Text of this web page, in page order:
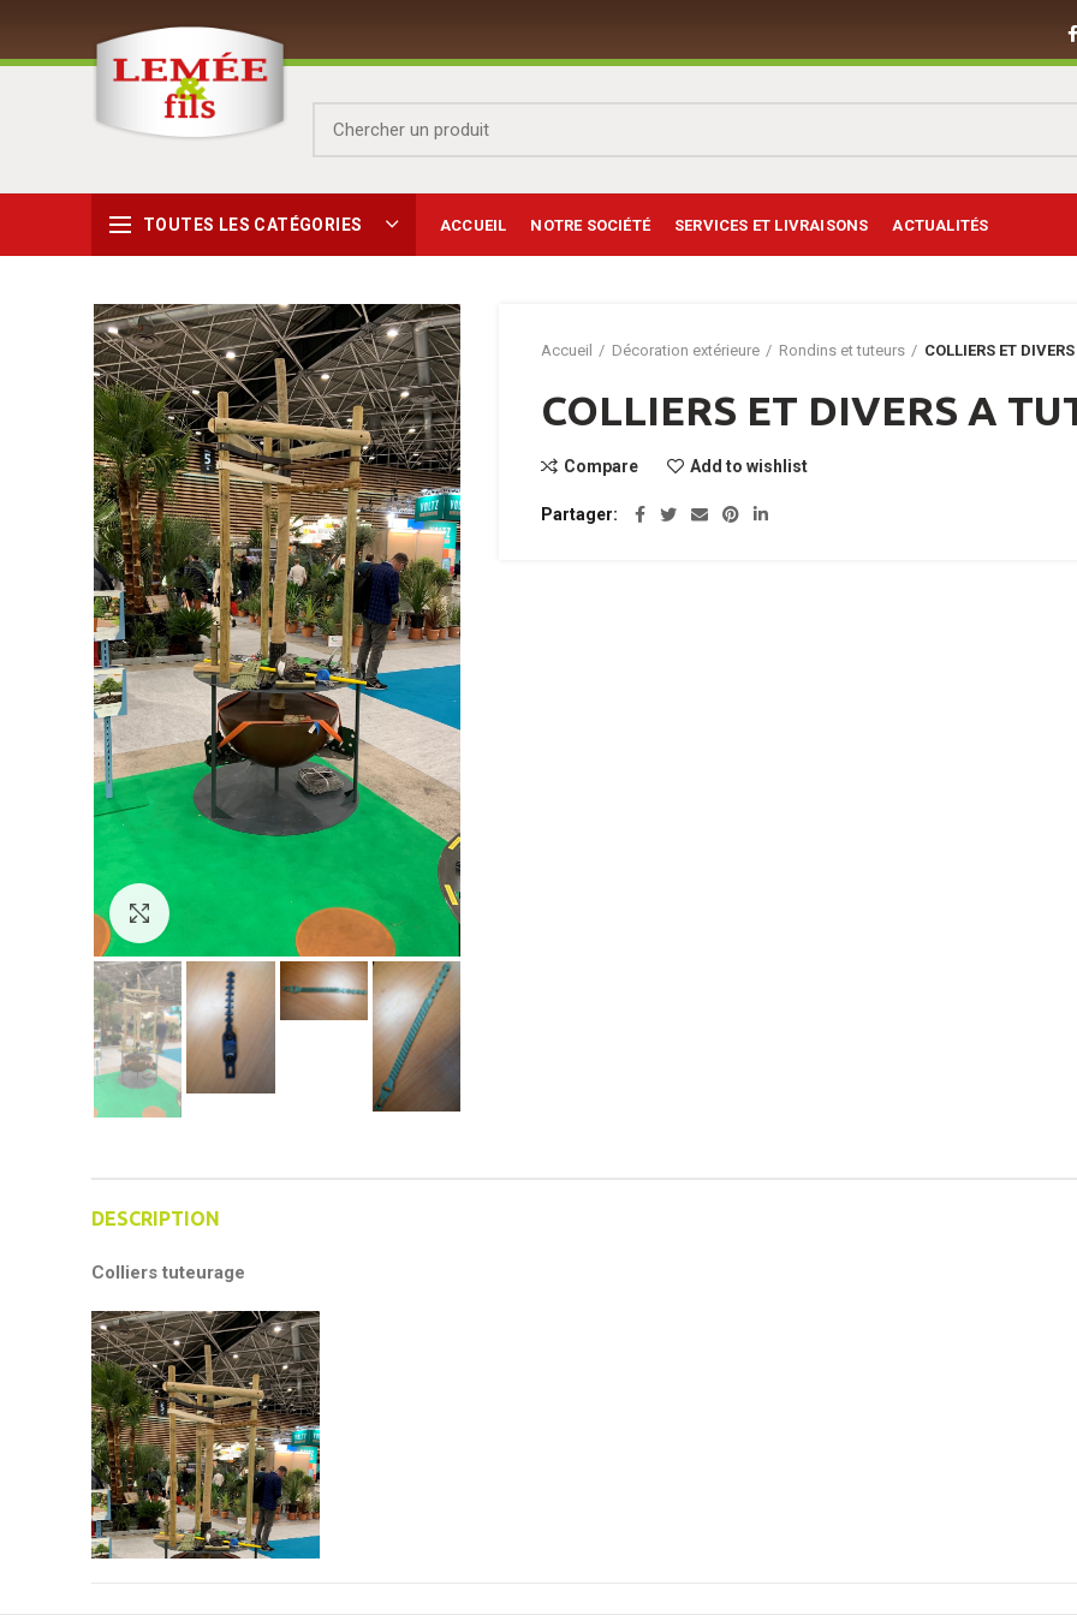
TOUTES LES CATÉGORIES ACCUEIL NOTRE SOCIÉTÉ SERVICES ET LIVRAISONS ACTUALITÉS
Accueil Décoration extérieure Rondins et tuteurs COLLIERS ET
COLLIERS ET DIVERS A
Compare Add to wishlist
Partager
DESCRIPTION
Colliers tuteurage